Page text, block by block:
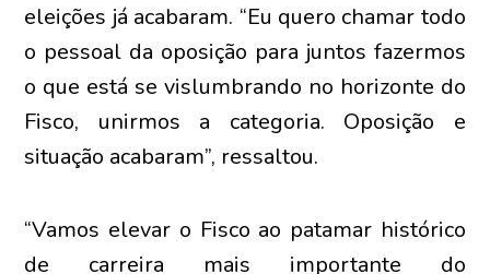
eleições já acabaram. “Eu quero chamar todo
o pessoal da oposição para juntos fazermos
o que está se vislumbrando no horizonte do
Fisco, unirmos a categoria. Oposição e
situação acabaram”, ressaltou.
“Vamos elevar o Fisco ao patamar histórico
de carreira mais importante do